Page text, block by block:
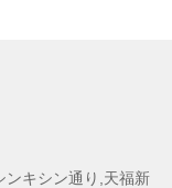
キシン通り,天福新